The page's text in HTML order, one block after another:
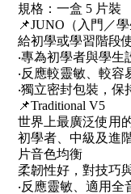
規格：一盒 5 片裝
📌JUNO（入門／學
給初學或學習階段
‧專為初學者與學生
‧反應較靈敏、較容
‧獨立密封包裝，保
📌Traditional V5
世界上最廣泛使用
初學者、中級及進
片音色均衡
柔韌性好，對技巧
‧反應靈敏、適用